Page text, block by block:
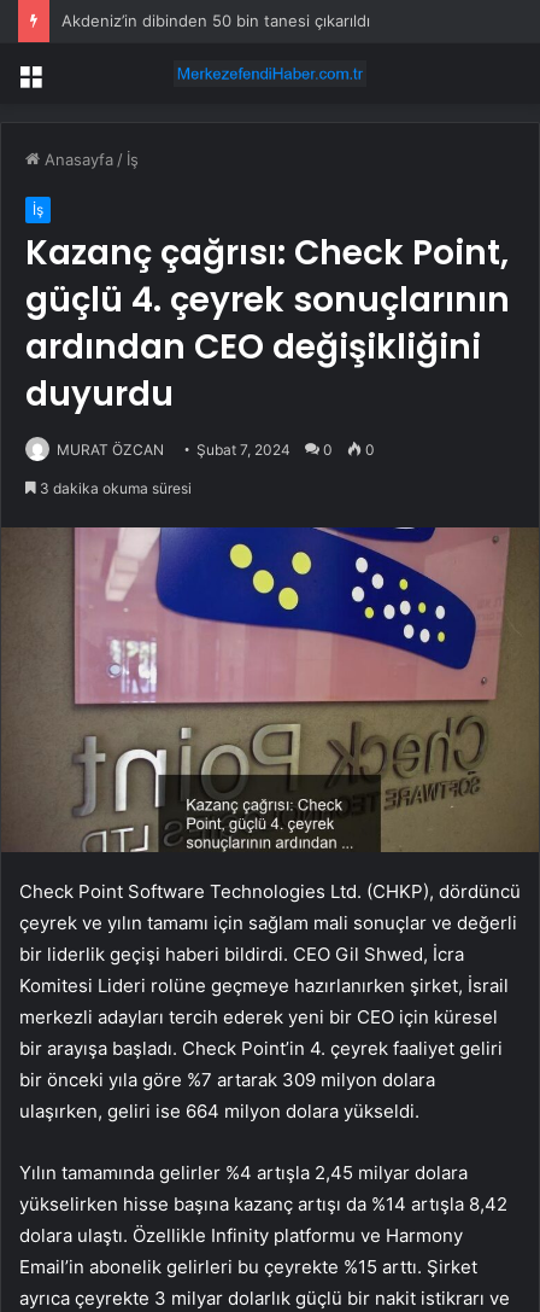
Akdeniz’in dibinden 50 bin tanesi çıkarıldı
Menü
Anasayfa / İş
İş
Kazanç çağrısı: Check Point,
güçlü 4. çeyrek sonuçlarının
ardından CEO değişikliğini
duyurdu
MURAT ÖZCAN Şubat 7, 2024 0 0
3 dakika okuma süresi
Check Point Software Technologies Ltd. (CHKP), dördüncü
çeyrek ve yılın tamamı için sağlam mali sonuçlar ve değerli
bir liderlik geçişi haberi bildirdi. CEO Gil Shwed, İcra
Komitesi Lideri rolüne geçmeye hazırlanırken şirket, İsrail
merkezli adayları tercih ederek yeni bir CEO için küresel
bir arayışa başladı. Check Point’in 4. çeyrek faaliyet geliri
bir önceki yıla göre %7 artarak 309 milyon dolara
ulaşırken, geliri ise 664 milyon dolara yükseldi.
Yılın tamamında gelirler %4 artışla 2,45 milyar dolara
yükselirken hisse başına kazanç artışı da %14 artışla 8,42
dolara ulaştı. Özellikle Infinity platformu ve Harmony
Email’in abonelik gelirleri bu çeyrekte %15 arttı. Şirket
ayrıca çeyrekte 3 milyar dolarlık güçlü bir nakit istikrarı ve